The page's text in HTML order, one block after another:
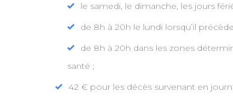
le samedi, le dimanche, les jours
de 8h à 20h le lundi lorsqu’il
de 8h à 20h dans les zones
santé ;
42 € pour les décès survenant en